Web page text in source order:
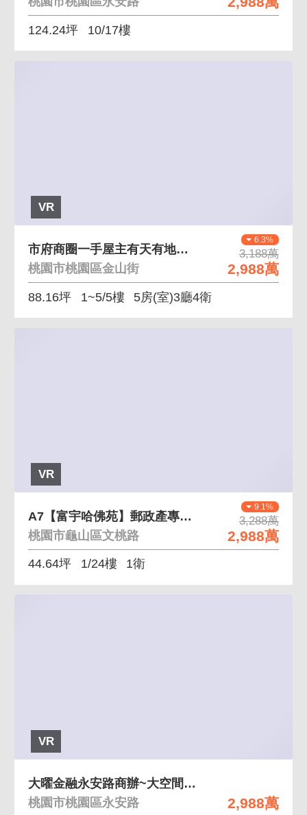
124.24坪 10/17樓
VR
6.3%
3,188萬
2,988萬
市府商圈一手屋主有天有地漂亮車庫別墅
桃園市桃園區金山街
88.16坪 1~5/5樓 5房(室)3廳4衛
VR
9.1%
3,288萬
2,988萬
A7【富宇哈佛苑】郵政產專區黃金面寬漂亮店面
桃園市龜山區文桃路
44.64坪 1/24樓 1衛
VR
2,988萬
大曜金融永安路商辦~大空間雙車位
桃園市桃園區永安路